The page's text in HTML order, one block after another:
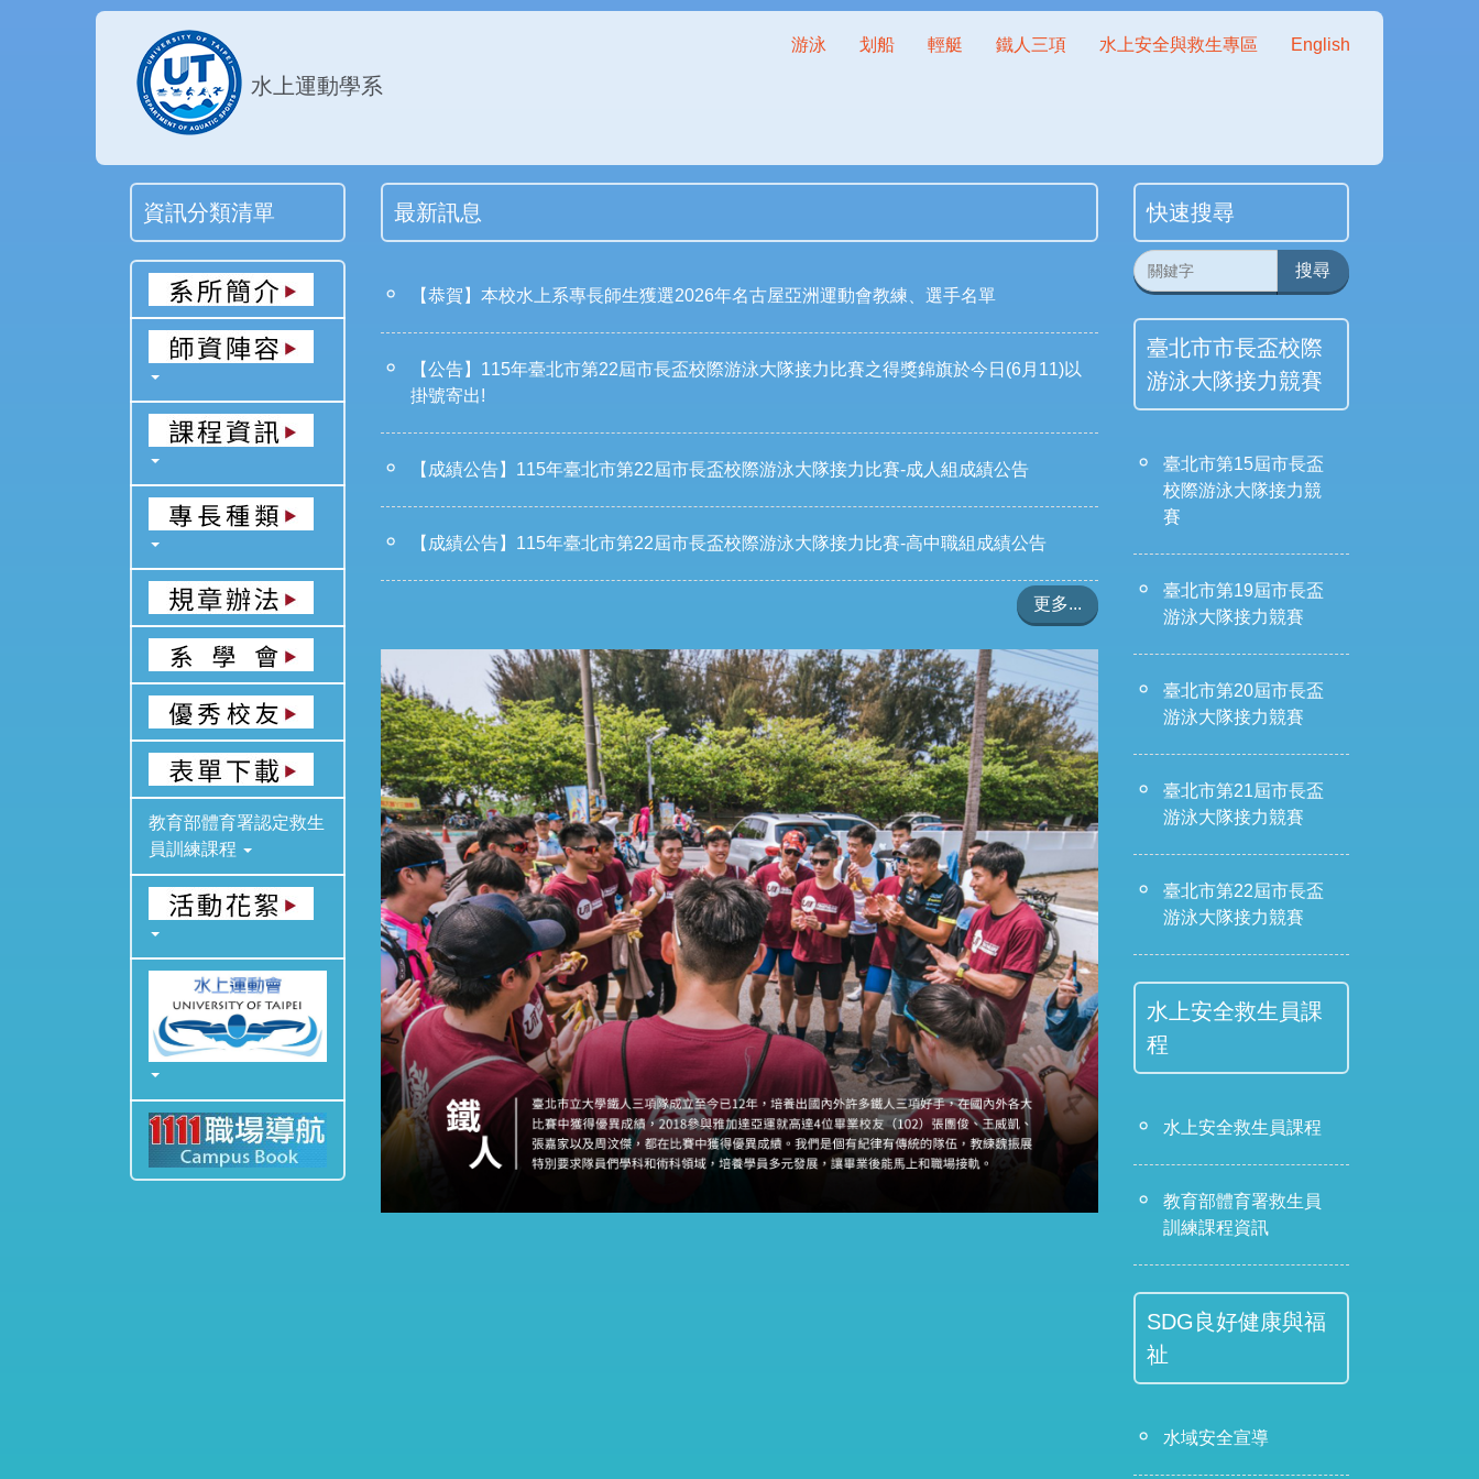
水上運動學系
游泳 划船 輕艇 鐵人三項 水上安全與救生專區 English
資訊分類清單
教育部體育署認定救生
員訓練課程
最新訊息
【恭賀】本校水上系專長師生獲選2026年名古屋亞洲運動會 教練、選手名單
【公告】115年臺北市第22屆市長盃校際游泳大隊接力比賽之得獎錦旗於今日(6月11)以
掛號寄出!
【成績公告】115年臺北市第22屆市長盃校際游泳大隊接力比賽-成人組成績公告
【成績公告】115年臺北市第22屆市長盃校際游泳大隊接力比賽-高中職組成績公告
更多...
快速搜尋
搜尋
臺北市市長盃校際
游泳大隊接力競賽
臺北市第15屆市長盃
校際游泳大隊接力競
賽
臺北市第19屆市長盃
游泳大隊接力競賽
臺北市第20屆市長盃
游泳大隊接力競賽
臺北市第21屆市長盃
游泳大隊接力競賽
臺北市第22屆市長盃
游泳大隊接力競賽
水上安全救生員課
程
水上安全救生員課程
教育部體育署救生員
訓練課程資訊
SDG良好健康與福
祉
水域安全宣導